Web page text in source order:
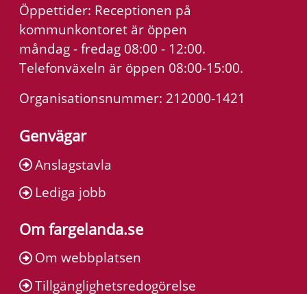
Öppettider: Receptionen på
kommunkontoret är öppen
måndag - fredag 08:00 - 12:00.
Telefonväxeln är öppen 08:00-15:00.
Organisationsnummer: 212000-1421
Genvägar
Anslagstavla
Lediga jobb
Om fargelanda.se
Om webbplatsen
Tillgänglighetsredogörelse